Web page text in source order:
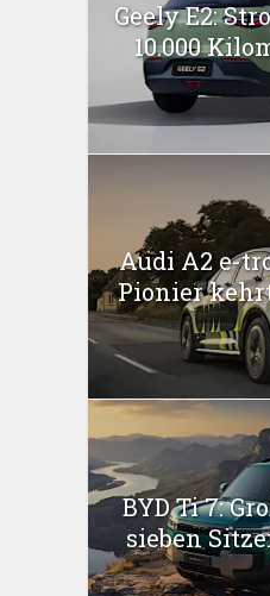
Geely E2:
10.000
Audi A2 e-
Pionier
BYD Ti 7:
sieben